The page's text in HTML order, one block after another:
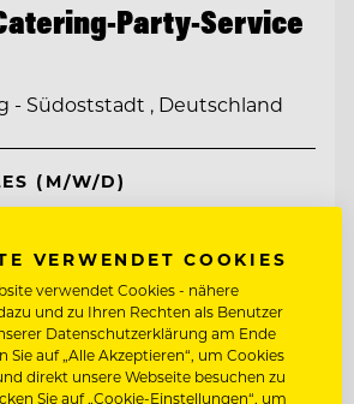
Party-Service
- Südoststadt , Deutschland
(M/W/D)
VERWENDET COOKIES
verwendet Cookies - nähere
und zu Ihren Rechten als Benutzer
Datenschutzerklärung am Ende
Sie auf „Alle Akzeptieren“, um Cookies
direkt unsere Webseite besuchen zu
Sie auf „Cookie-Einstellungen“, um